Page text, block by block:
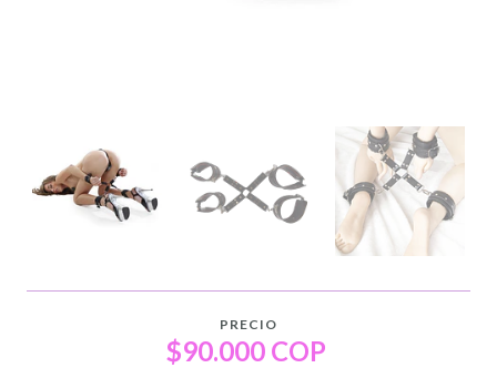
PRECIO
$90.000 COP